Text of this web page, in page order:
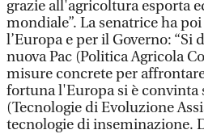
grazie all'agricoltura esporta
mondiale”. La senatrice ha
l’Europa e per il Governo: “Si
nuova Pac (Politica Agricola
misure concrete per
fortuna l'Europa si è convinta
(Tecnologie di Evoluzione
tecnologie di inseminazione.